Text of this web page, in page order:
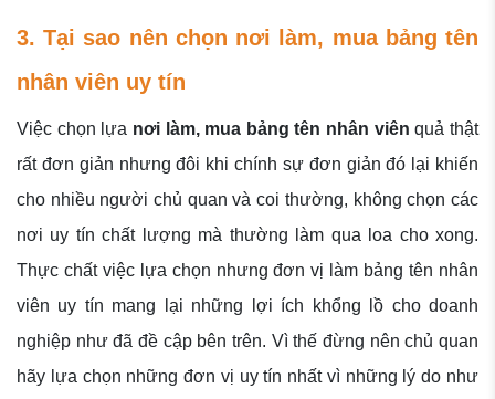
3. Tại sao nên chọn nơi làm, mua bảng tên
nhân viên uy tín
Việc chọn lựa nơi làm, mua bảng tên nhân viên quả thật
rất đơn giản nhưng đôi khi chính sự đơn giản đó lại khiến
cho nhiều người chủ quan và coi thường, không chọn các
nơi uy tín chất lượng mà thường làm qua loa cho xong.
Thực chất việc lựa chọn nhưng đơn vị làm bảng tên nhân
viên uy tín mang lại những lợi ích khổng lồ cho doanh
nghiệp như đã đề cập bên trên. Vì thế đừng nên chủ quan
hãy lựa chọn những đơn vị uy tín nhất vì những lý do như